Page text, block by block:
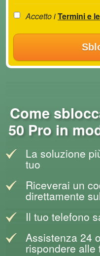
Accetto iTermini e
Come
50 Pro in
La soluzione
tuo
Riceverai un
direttamente
Il tuo telefono
Assistenza 24
rispondere alle